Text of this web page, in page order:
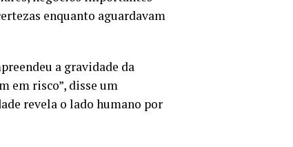
enquanto aguardavam
a gravidade da
em risco”, disse um
revela o lado humano por